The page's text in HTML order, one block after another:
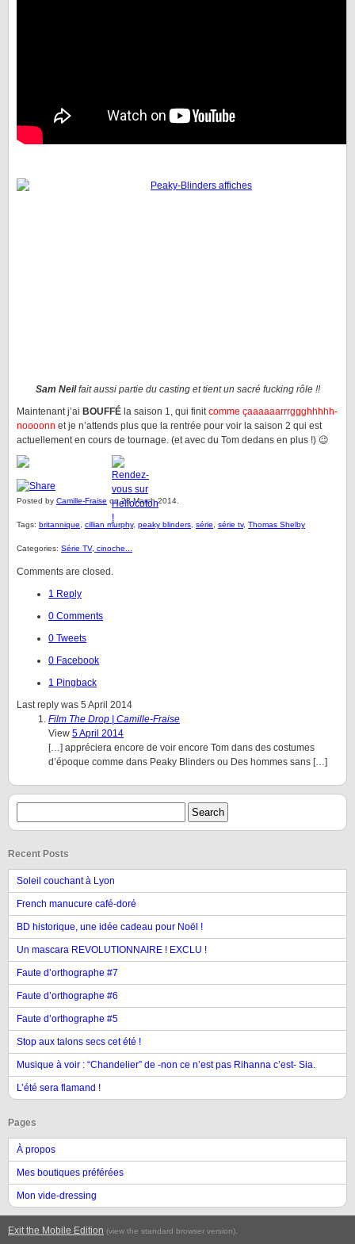
Sam Neilfait aussi partie du casting et tient un sacré fucking rôle !!
Maintenant j’ai BOUFFÉ la saison 1, qui finitcomme çaaaaaarrrggghhhhh-
noooonn et je n’attends plus que la rentrée pour voir la saison 2 qui est
actuellement en cours de tournage. (et avec du Tom dedans en plus !) 😉
Posted by Camille-Fraise on 28 March 2014.
Tags: britannique cillian murphy, peaky blinders série série tv, Thomas Shelby
Categories: Série TV, cinoche...
Comments are closed.
1 Reply
0 Comments
0 Tweets
0 Facebook
1 Pingback
Last reply was 5 April 2014
Film The Drop | Camille-Fraise
View 5 April 2014
[…] appréciera encore de voir encore Tom dans des costumes
d’époque comme dans Peaky Blinders ou Des hommes sans […]
Recent Posts
Soleil couchant à Lyon
French manucure café-doré
BD historique, une idée cadeau pour Noël !
Un mascara REVOLUTIONNAIRE ! EXCLU !
Faute d’orthographe #7
Faute d’orthographe #6
Faute d’orthographe #5
Stop aux talons secs cet été !
Musique à voir : “Chandelier” de -non ce n’est pas Rihanna c’est- Sia.
L’été sera flamand !
Pages
À propos
Mes boutiques préférées
Mon vide-dressing
Exit the Mobile Edition (view the standard browser version).